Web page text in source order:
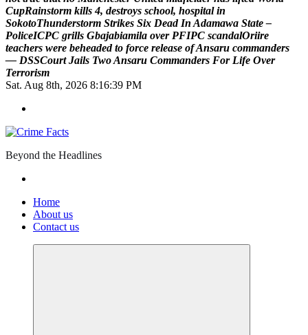
CupRainstorm kills 4, destroys school, hospital in
SokotoThunderstorm Strikes Six Dead In Adamawa State –
PoliceICPC grills Gbajabiamila over PFIPC scandalOriire
teachers were beheaded to force release ofAnsaru commanders
— DSSCourt Jails TwoAnsaru Commanders For Life Over
Terrorism
Sat. Aug 8th, 2026 8:16:40 PM
Beyond the Headlines
Home
About us
Contact us